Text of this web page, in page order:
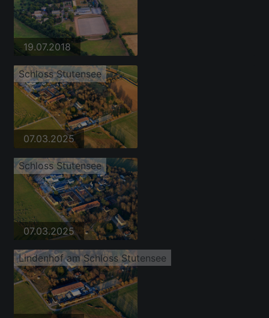
19.07.2018
Schloss Stutensee
07.03.2025
Schloss Stutensee
07.03.2025
Lindenhof am Schloss Stutensee